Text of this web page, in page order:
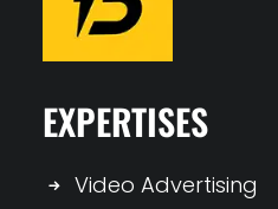
EXPERTISES
Video Advertising